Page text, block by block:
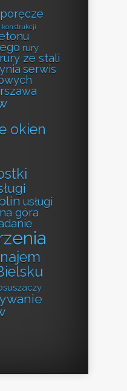
poręcze
konstrukcji
rury
rury ze stali
serwis
okien
usługi
góra